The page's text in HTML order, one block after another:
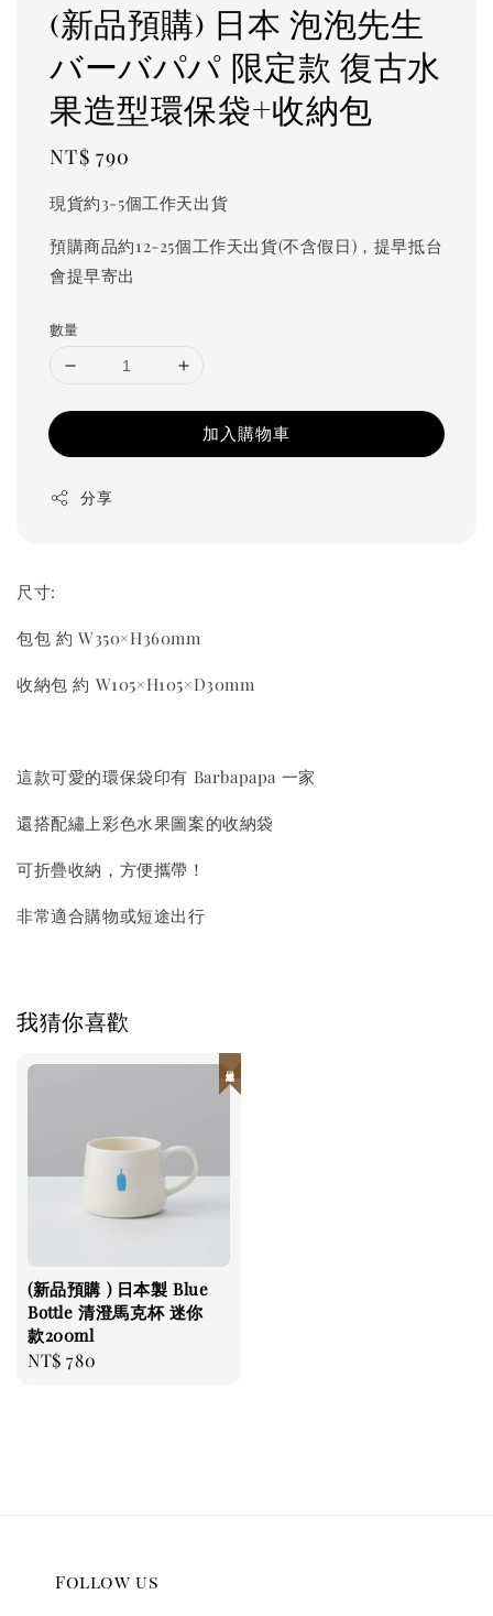
(新品預購) 日本 泡泡先生
バーバパパ 限定款 復古水
果造型環保袋+收納包
Regular
NT$ 790
現貨約3-5個工作天出貨
預購商品約12-25個工作天出貨(不含假日)，提早抵台
會提早寄出
數量
加入購物車
分享
尺寸:
包包 約 W350×H360mm
收納包 約 W105×H105×D30mm
這款可愛的環保袋印有 Barbapapa 一家
還搭配繡上彩色水果圖案的收納袋
可折疊收納，方便攜帶！
非常適合購物或短途出行
我猜你喜歡
(新品預購 ) 日本製 Blue
Bottle 清澄馬克杯 迷你
款200ml
Regular
NT$ 780
Follow us